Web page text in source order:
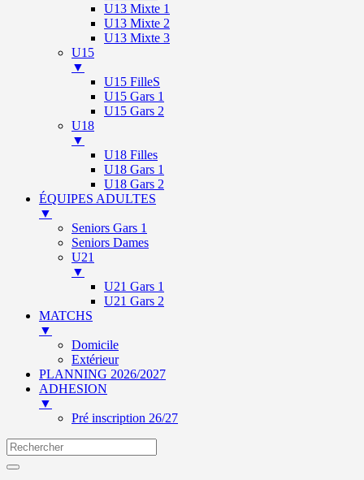
U13 Mixte 1
U13 Mixte 2
U13 Mixte 3
U15
▼
U15 FilleS
U15 Gars 1
U15 Gars 2
U18
▼
U18 Filles
U18 Gars 1
U18 Gars 2
ÉQUIPES ADULTES
▼
Seniors Gars 1
Seniors Dames
U21
▼
U21 Gars 1
U21 Gars 2
MATCHS
▼
Domicile
Extérieur
PLANNING 2026/2027
ADHESION
▼
Pré inscription 26/27